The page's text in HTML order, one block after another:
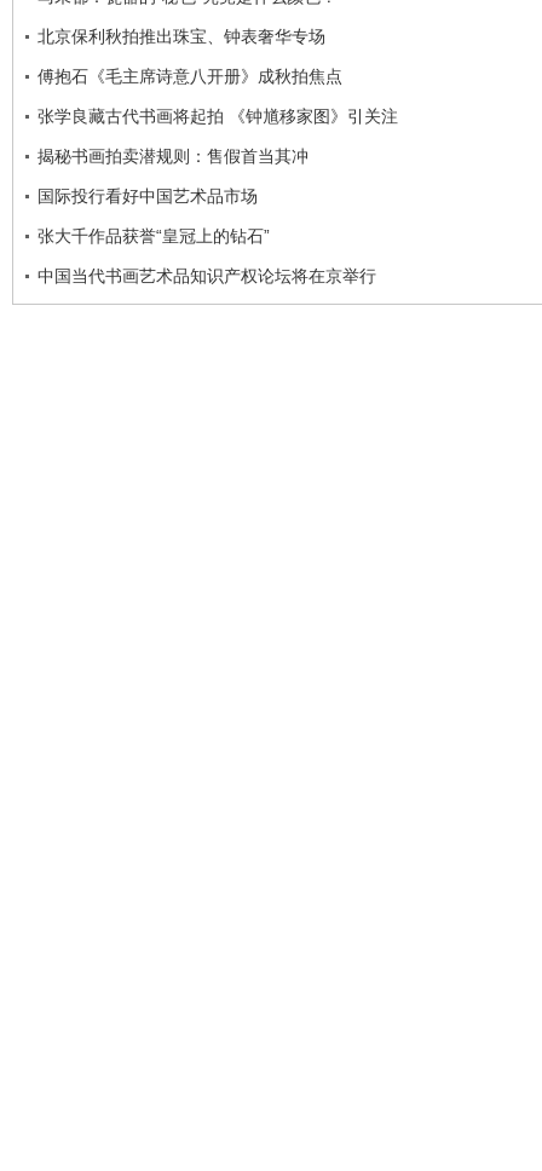
北京保利秋拍推出珠宝、钟表奢华专场
傅抱石《毛主席诗意八开册》成秋拍焦点
张学良藏古代书画将起拍 《钟馗移家图》引关注
揭秘书画拍卖潜规则：售假首当其冲
国际投行看好中国艺术品市场
张大千作品获誉“皇冠上的钻石”
中国当代书画艺术品知识产权论坛将在京举行